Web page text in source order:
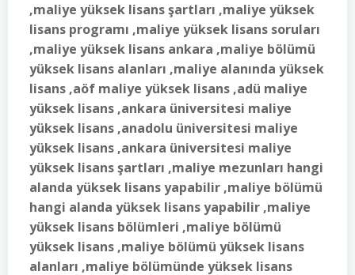
,maliye yüksek lisans şartları ,maliye yüksek
lisans programı ,maliye yüksek lisans soruları
,maliye yüksek lisans ankara ,maliye bölümü
yüksek lisans alanları ,maliye alanında yüksek
lisans ,aöf maliye yüksek lisans ,adü maliye
yüksek lisans ,ankara üniversitesi maliye
yüksek lisans ,anadolu üniversitesi maliye
yüksek lisans ,ankara üniversitesi maliye
yüksek lisans şartları ,maliye mezunları hangi
alanda yüksek lisans yapabilir ,maliye bölümü
hangi alanda yüksek lisans yapabilir ,maliye
yüksek lisans bölümleri ,maliye bölümü
yüksek lisans ,maliye bölümü yüksek lisans
alanları ,maliye bölümünde yüksek lisans